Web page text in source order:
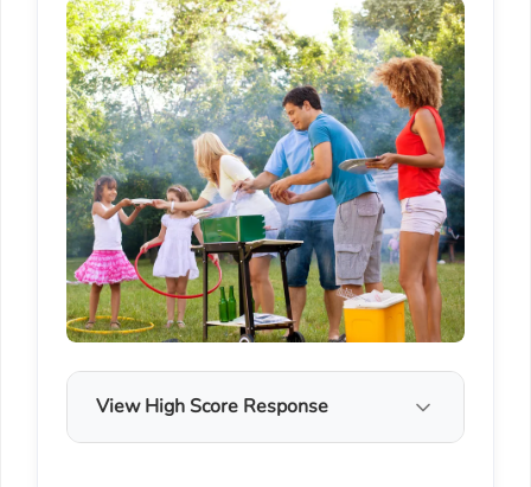
View High Score Response